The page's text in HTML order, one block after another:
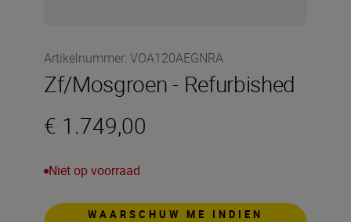
Artikelnummer: VOA120AEGNRA
Zf/Mosgroen - Refurbished
€ 1.749,00
Niet op voorraad
WAARSCHUW ME INDIEN